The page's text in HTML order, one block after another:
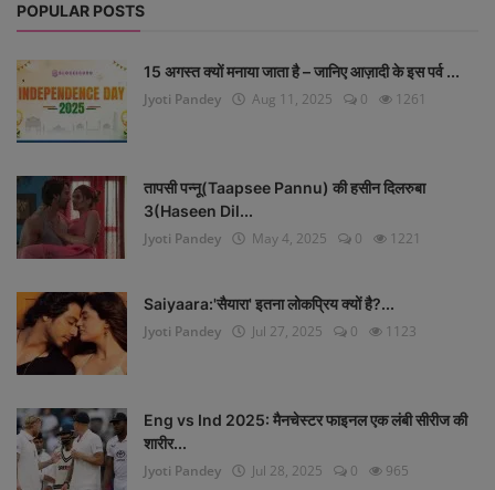
POPULAR POSTS
15 अगस्त क्यों मनाया जाता है – जानिए आज़ादी के इस पर्व ...
Jyoti Pandey
Aug 11, 2025 0 1261
तापसी पन्नू(Taapsee Pannu) की हसीन दिलरुबा
3(Haseen Dil...
Jyoti Pandey
May 4, 2025 0 1221
Saiyaara:'सैयारा' इतना लोकप्रिय क्यों है?...
Jyoti Pandey
Jul 27, 2025 0 1123
Eng vs Ind 2025: मैनचेस्टर फाइनल एक लंबी सीरीज की
शारीर...
Jyoti Pandey
Jul 28, 2025 0 965